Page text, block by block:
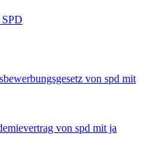
SPD
von spd mit
von spd mit ja